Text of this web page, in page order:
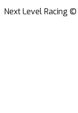
Next Level Racing ©